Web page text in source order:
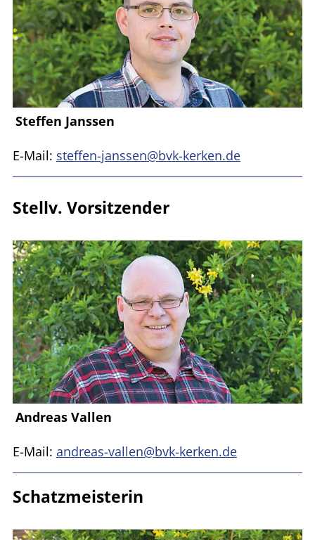
Steffen Janssen
E-Mail: steffen-janssen@bvk-kerken.de
Stellv. Vorsitzender
Andreas Vallen
E-Mail: andreas-vallen@bvk-kerken.de
Schatzmeisterin